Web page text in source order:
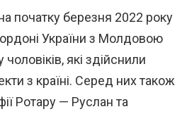
початку березня 2022 року
України з Молдовою
які здійснили
з країні. Серед них також
Ротару — Руслан та